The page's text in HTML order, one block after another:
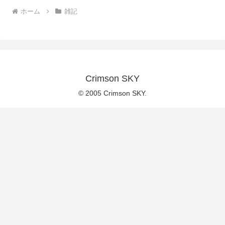
ホーム 雑記
Crimson SKY
© 2005 Crimson SKY.